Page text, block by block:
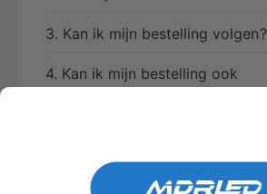
3. Kan ik mijn bestelling volgen?
4. Kan ik mijn bestelling ook